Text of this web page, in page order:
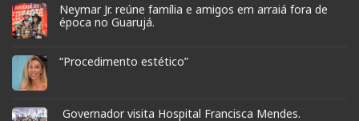
Neymar Jr. reúne família e amigos em arraiá fora de
época no Guarujá.
“Procedimento estético”
Governador visita Hospital Francisca Mendes.